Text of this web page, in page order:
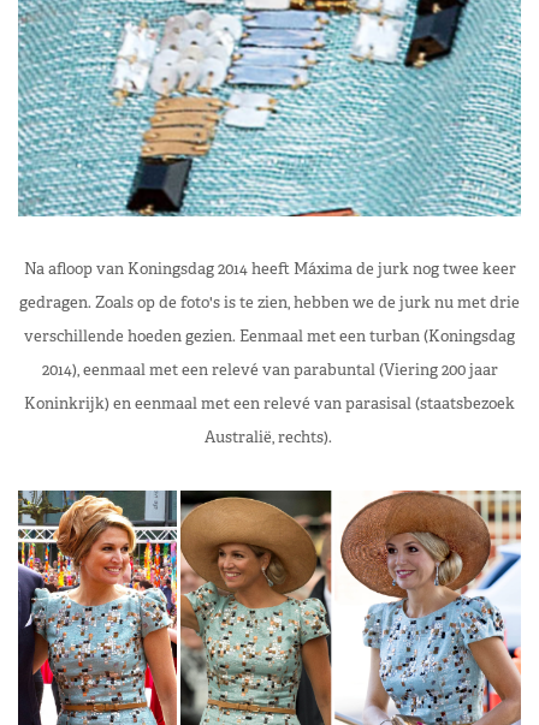
Na afloop van Koningsdag 2014 heeft Máxima de jurk nog twee keer
gedragen. Zoals op de foto's is te zien, hebben we de jurk nu met drie
verschillende hoeden gezien. Eenmaal met een turban (Koningsdag
2014), eenmaal met een relevé van parabuntal (Viering 200 jaar
Koninkrijk) en eenmaal met een relevé van parasisal (staatsbezoek
Australië, rechts).